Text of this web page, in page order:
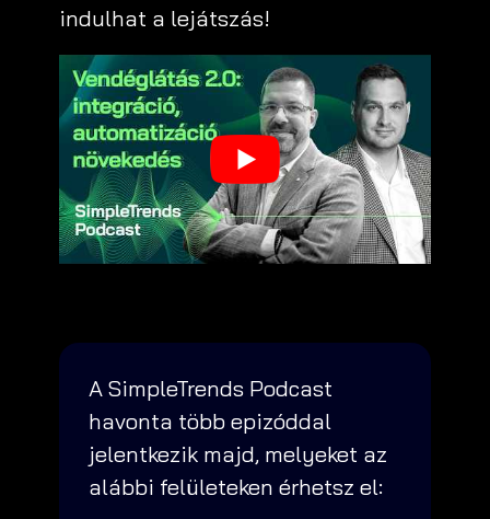
indulhat a lejátszás!
A SimpleTrends Podcast
havonta több epizóddal
jelentkezik majd, melyeket az
alábbi felületeken érhetsz el: